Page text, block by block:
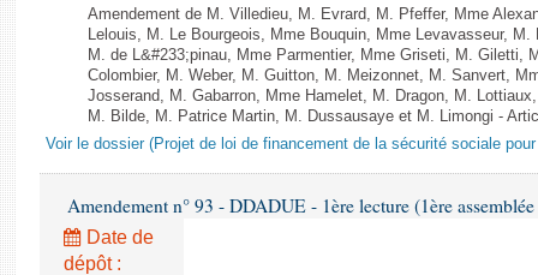
Amendement de M. Villedieu, M. Evrard, M. Pfeffer, Mme
Lelouis, M. Le Bourgeois, Mme Bouquin, Mme Levavasseur,
M. de L&#233;pinau, Mme Parmentier, Mme Griseti, M. Giletti,
Colombier, M. Weber, M. Guitton, M. Meizonnet, M. Sanvert,
Josserand, M. Gabarron, Mme Hamelet, M. Dragon, M.
M. Bilde, M. Patrice Martin, M. Dussausaye et M. Limongi -
Voir le dossier (Projet de loi de financement de la sécurité sociale pour
Amendement n° 93 - DDADUE - 1ère lecture (1ère
Date de
dépôt :